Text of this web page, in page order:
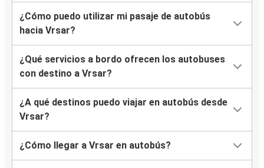
¿Cómo puedo utilizar mi pasaje de autobús
hacia Vrsar?
¿Qué servicios a bordo ofrecen los autobuses
con destino a Vrsar?
¿A qué destinos puedo viajar en autobús desde
Vrsar?
¿Cómo llegar a Vrsar en autobús?